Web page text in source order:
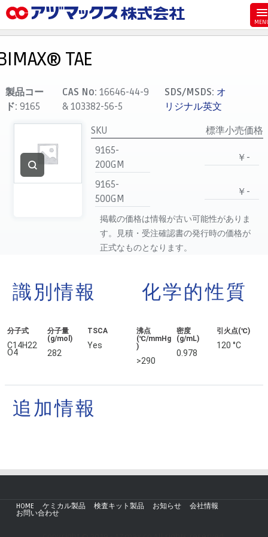
お気に入り
カート
マイアカウント
代理店一覧
支払い
TAE
製品コー
ド: 9165
CAS No:16646-44-9
& 103382-56-5
SDS/MSDS: オ
リジナル英文
SKU
標準小売価格
9165-
200GM
￥-
9165-
500GM
￥-
掲載の価格は情報が古い可能性がありま
す。見積・受注確認書の発行時の価格が
正式なものとなります。
識別情報
分子式
C14H22
O4
分子量
(g/mol)
282
TSCA
Yes
化学的性質
沸点
(℃/mmHg
)
>290
密度
(g/mL)
0.978
引火点(℃)
120 °C
追加情報
HOME ケミカル製品 検査キット製品 お知らせ
会社情報
お問い合わせ